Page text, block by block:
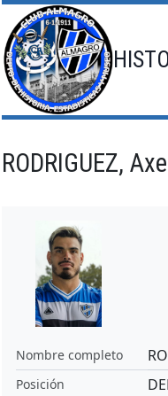
Saltar
al
contenido
RODRIGUEZ, Axel
Nombre completo
Posición